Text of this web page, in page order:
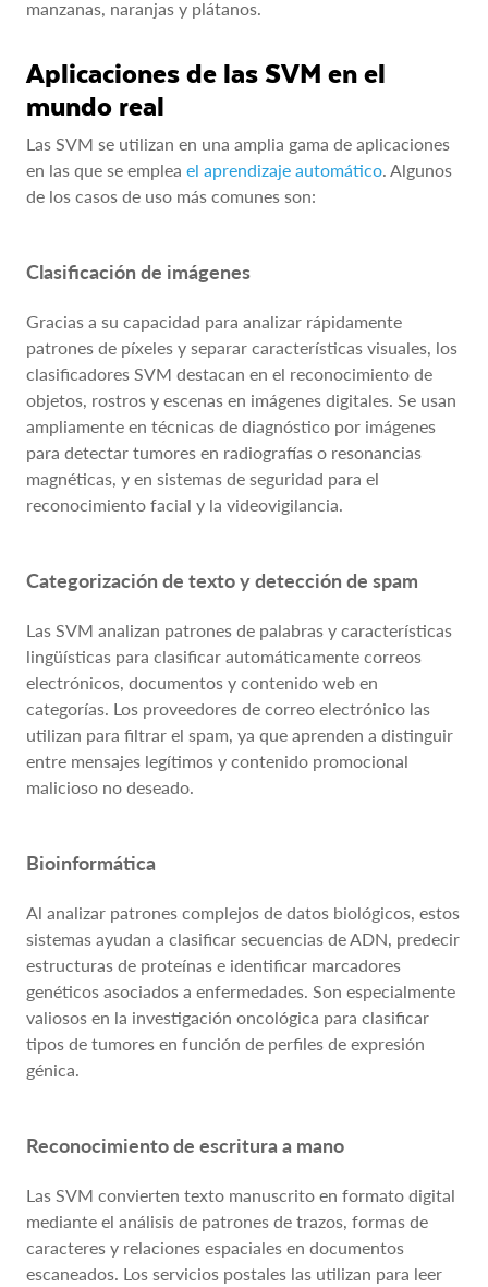
manzanas, naranjas y plátanos.
Aplicaciones de las SVM en el
mundo real
Las SVM se utilizan en una amplia gama de aplicaciones
en las que se emplea el aprendizaje automático. Algunos
de los casos de uso más comunes son:
Clasificación de imágenes
Gracias a su capacidad para analizar rápidamente
patrones de píxeles y separar características visuales, los
clasificadores SVM destacan en el reconocimiento de
objetos, rostros y escenas en imágenes digitales. Se usan
ampliamente en técnicas de diagnóstico por imágenes
para detectar tumores en radiografías o resonancias
magnéticas, y en sistemas de seguridad para el
reconocimiento facial y la videovigilancia.
Categorización de texto y detección de spam
Las SVM analizan patrones de palabras y características
lingüísticas para clasificar automáticamente correos
electrónicos, documentos y contenido web en
categorías. Los proveedores de correo electrónico las
utilizan para filtrar el spam, ya que aprenden a distinguir
entre mensajes legítimos y contenido promocional
malicioso no deseado.
Bioinformática
Al analizar patrones complejos de datos biológicos, estos
sistemas ayudan a clasificar secuencias de ADN, predecir
estructuras de proteínas e identificar marcadores
genéticos asociados a enfermedades. Son especialmente
valiosos en la investigación oncológica para clasificar
tipos de tumores en función de perfiles de expresión
génica.
Reconocimiento de escritura a mano
Las SVM convierten texto manuscrito en formato digital
mediante el análisis de patrones de trazos, formas de
caracteres y relaciones espaciales en documentos
escaneados. Los servicios postales las utilizan para leer